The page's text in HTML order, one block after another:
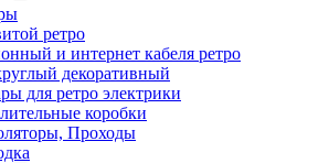
ретро
и интернет кабеля ретро
декоративный
для ретро электрики
коробки
Проходы